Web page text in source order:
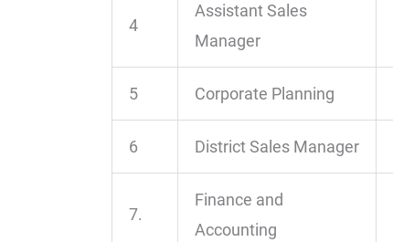
4
Assistant Sales
Manager
5 Corporate Planning
6 District Sales Manager
7.
Finance and
Accounting